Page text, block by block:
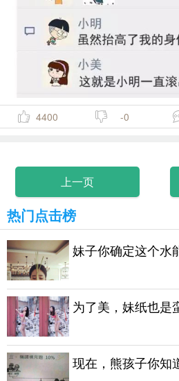
4400 -0
上一页
热门点击榜
妹子你确定这个水
为了美，妹纸也是
现在，熊孩子你